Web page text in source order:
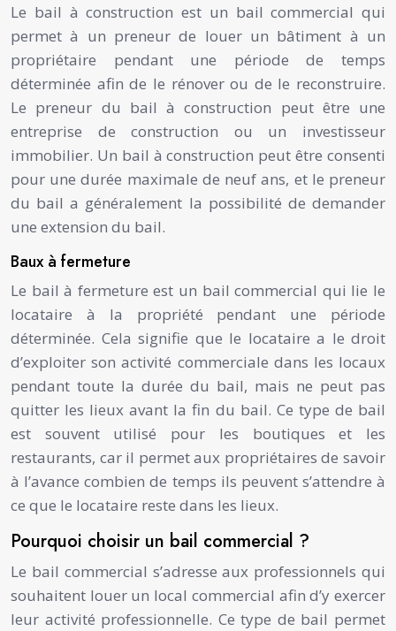
Le bail à construction est un bail commercial qui
permet à un preneur de louer un bâtiment à un
propriétaire pendant une période de temps
déterminée afin de le rénover ou de le reconstruire.
Le preneur du bail à construction peut être une
entreprise de construction ou un investisseur
immobilier. Un bail à construction peut être consenti
pour une durée maximale de neuf ans, et le preneur
du bail a généralement la possibilité de demander
une extension du bail.
Baux à fermeture
Le bail à fermeture est un bail commercial qui lie le
locataire à la propriété pendant une période
déterminée. Cela signifie que le locataire a le droit
d’exploiter son activité commerciale dans les locaux
pendant toute la durée du bail, mais ne peut pas
quitter les lieux avant la fin du bail. Ce type de bail
est souvent utilisé pour les boutiques et les
restaurants, car il permet aux propriétaires de savoir
à l’avance combien de temps ils peuvent s’attendre à
ce que le locataire reste dans les lieux.
Pourquoi choisir un bail commercial ?
Le bail commercial s’adresse aux professionnels qui
souhaitent louer un local commercial afin d’y exercer
leur activité professionnelle. Ce type de bail permet